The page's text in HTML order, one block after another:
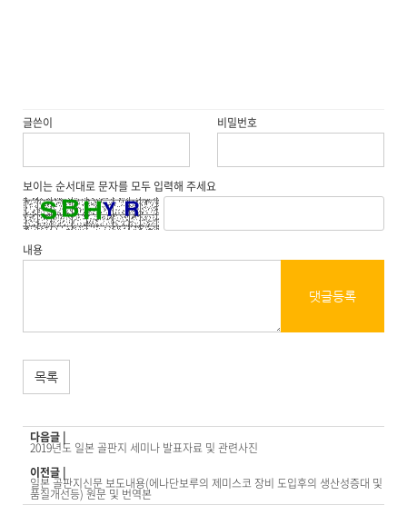
글쓴이 비밀번호
보이는 순서대로 문자를 모두 입력해 주세요
내용
댓글등록
목록
다음글 |
2019년도 일본 골판지 세미나 발표자료 및 관련사진
이전글 |
일본 골판지신문 보도내용(에나단보루의 제미스코 장비 도입후의 생산성증대 및
품질개선등) 원문 및 번역본